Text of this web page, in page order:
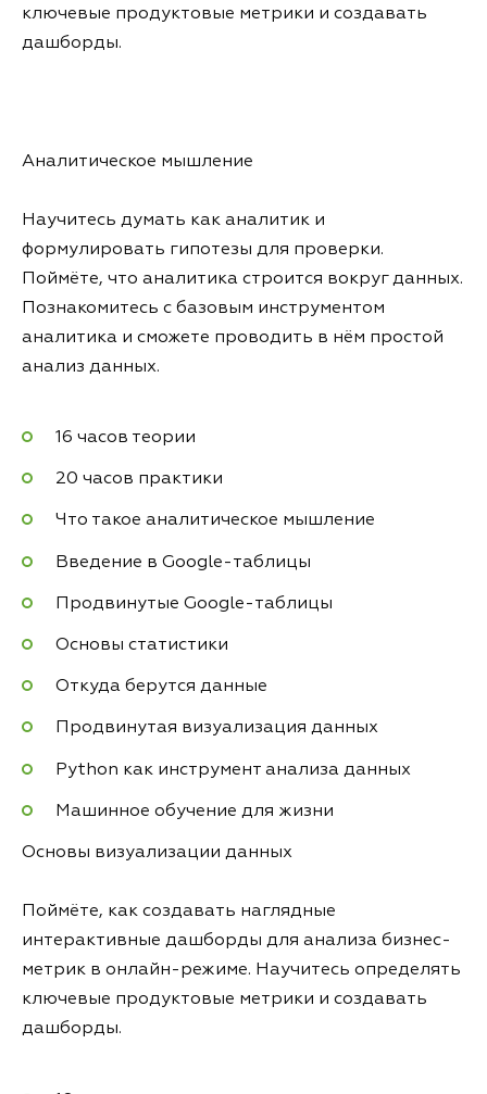
ключевые продуктовые метрики и создавать
дашборды.
Аналитическое мышление
Научитесь думать как аналитик и
формулировать гипотезы для проверки.
Поймёте, что аналитика строится вокруг данных.
Познакомитесь с базовым инструментом
аналитика и сможете проводить в нём простой
анализ данных.
16 часов теории
20 часов практики
Что такое аналитическое мышление
Введение в Google-таблицы
Продвинутые Google-таблицы
Основы статистики
Откуда берутся данные
Продвинутая визуализация данных
Python как инструмент анализа данных
Машинное обучение для жизни
Основы визуализации данных
Поймёте, как создавать наглядные
интерактивные дашборды для анализа бизнес-
метрик в онлайн-режиме. Научитесь определять
ключевые продуктовые метрики и создавать
дашборды.